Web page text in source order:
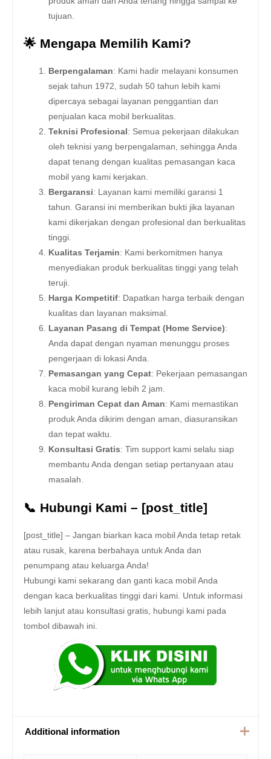
tujuan.
🌟 Mengapa Memilih Kami?
Berpengalaman: Kami hadir melayani konsumen
sejak tahun 1972, sudah 50 tahun lebih kami
dipercaya sebagai layanan penggantian dan
penjualan kaca mobil berkualitas.
Teknisi Profesional : Semua pekerjaan dilakukan
oleh teknisi yang berpengalaman, sehingga Anda
dapat tenang dengan kualitas pemasangan kaca
mobil yang kami kerjakan.
Bergaransi: Layanan kami memiliki garansi 1
tahun. Garansi ini memberikan bukti jika layanan
kami dikerjakan dengan profesional dan berkualitas
tinggi.
Kualitas Terjamin: Kami berkomitmen hanya
menyediakan produk berkualitas tinggi yang telah
teruji.
Harga Kompetitif: Dapatkan harga terbaik dengan
kualitas dan layanan maksimal.
Layanan Pasang di Tempat (Home Service):
Anda dapat dengan nyaman menunggu proses
pengerjaan di lokasi Anda.
Pemasangan yang Cepat: Pekerjaan pemasangan
kaca mobil kurang lebih 2 jam.
Pengiriman Cepat dan Aman: Kami memastikan
produk Anda dikirim dengan aman, diasuransikan
dan tepat waktu.
Konsultasi Gratis: Tim support kami selalu siap
membantu Anda dengan setiap pertanyaan atau
masalah.
📞 Hubungi Kami – [post_title]
[post_title] – Jangan biarkan kaca mobil Anda tetap retak
atau rusak, karena berbahaya untuk Anda dan
penumpang atau keluarga Anda!
Hubungi kami sekarang dan ganti kaca mobil Anda
dengan kaca berkualitas tinggi dari kami. Untuk informasi
lebih lanjut atau konsultasi gratis, hubungi kami pada
tombol dibawah ini.
Additional information